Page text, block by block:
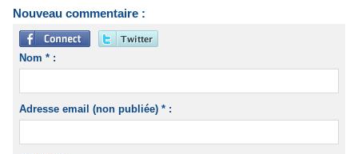
Nouveau commentaire :
Nom * :
Adresse email (non publiée) * :